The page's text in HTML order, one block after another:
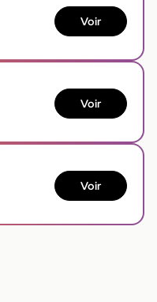
Voir
Voir
Voir